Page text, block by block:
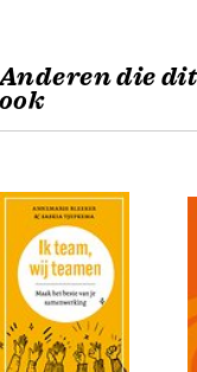
Anderen die
ook